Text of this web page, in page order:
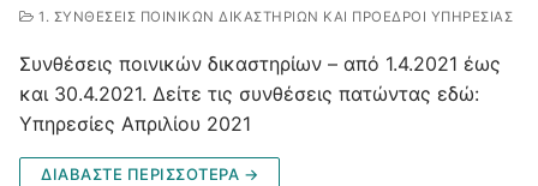
1. ΣΥΝΘΈΣΕΙΣ ΠΟΙΝΙΚΏΝ ΔΙΚΑΣΤΗΡΊΩΝ ΚΑΙ ΠΡΌΕΔΡΟΙ ΥΠΗΡΕΣΊΑΣ
Συνθέσεις ποινικών δικαστηρίων – από 1.4.2021 έως
και 30.4.2021. Δείτε τις συνθέσεις πατώντας εδώ:
Υπηρεσίες Απριλίου 2021
ΔΙΑΒΑΣΤΕ ΠΕΡΙΣΣΟΤΕΡΑ →